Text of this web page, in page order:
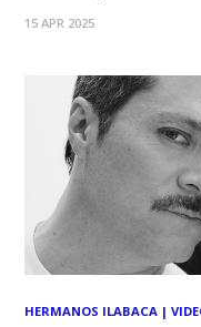
que se extrae del
15 APR 2025
HERMANOS ILABACA |